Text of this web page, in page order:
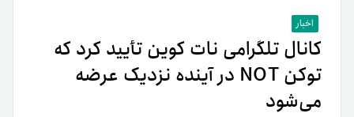
اخبار
کانال تلگرامی نات کوین تأیید کرد که
توکن NOT در آینده نزدیک عرضه
می‌شود